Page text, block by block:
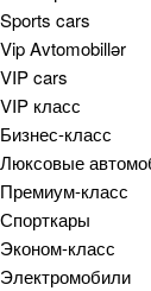
Sports cars
Vip Avtomobillər
VIP cars
VIP класс
Бизнес-класс
Люксовые
Премиум-класс
Спорткары
Эконом-класс
Электромобили